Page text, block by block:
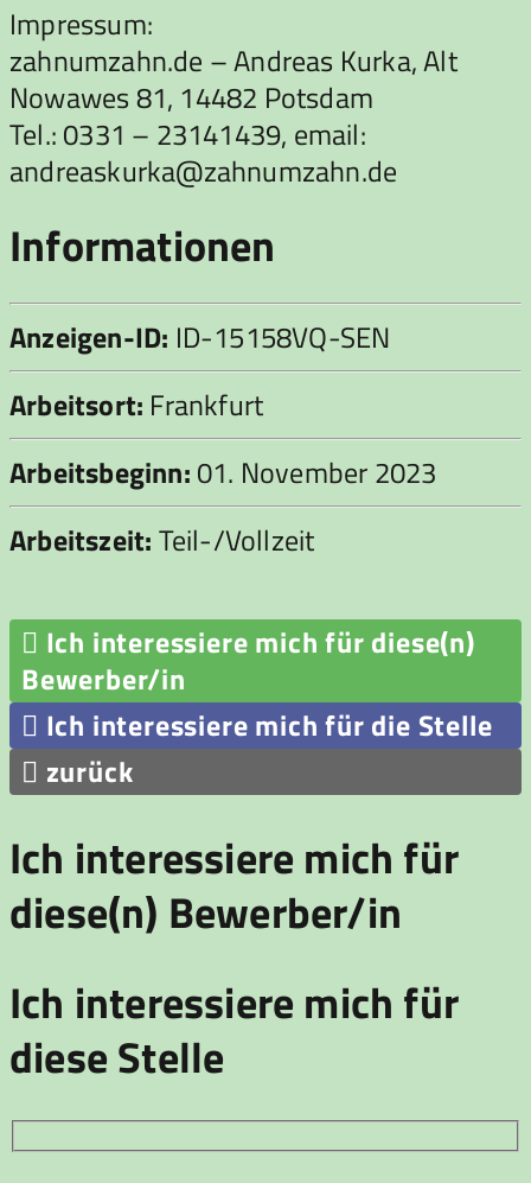
Impressum:
zahnumzahn.de – Andreas Kurka, Alt
Nowawes 81, 14482 Potsdam
Tel.: 0331 – 23141439, email:
andreaskurka@zahnumzahn.de
Informationen
Anzeigen-ID: ID-15158VQ-SEN
Arbeitsort: Frankfurt
Arbeitsbeginn:01. November 2023
Arbeitszeit:Teil-/Vollzeit
 Ich interessiere mich für diese(n)
Bewerber/in
 Ich interessiere mich für die Stelle
 zurück
Ich interessiere mich für
diese(n) Bewerber/in
Ich interessiere mich für
diese Stelle